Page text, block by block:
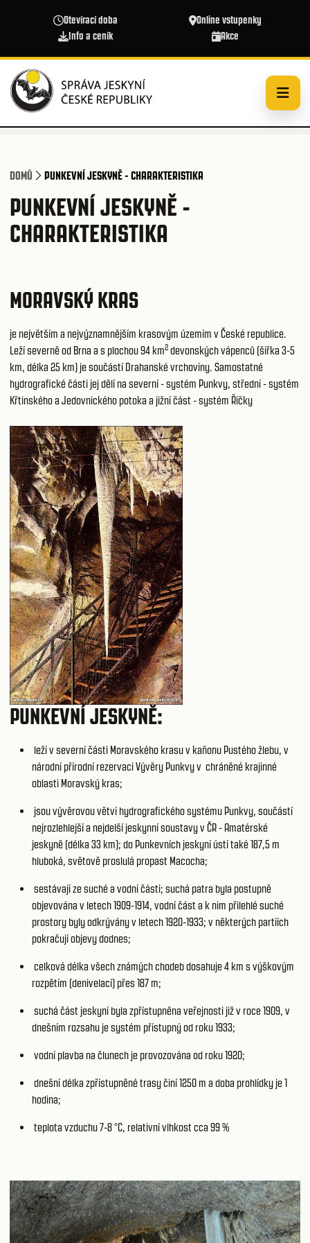
Otevírací doba
Online vstupenky
Info a ceník
Akce
DOMŮ PUNKEVNÍ JESKYNĚ - CHARAKTERISTIKA
PUNKEVNÍ JESKYNĚ -
CHARAKTERISTIKA
MORAVSKÝ KRAS
je největším a nejvýznamnějším krasovým územím v České republice.
Leží severně od Brna a s plochou 94 km2 devonských vápenců (šířka 3-5
km, délka 25 km) je součástí Drahanské vrchoviny. Samostatné
hydrografické části jej dělí na severní - systém Punkvy, střední - systém
Křtinského a Jedovnického potoka a jižní část - systém Říčky
PUNKEVNÍ JESKYNĚ:
leží v severní části Moravského krasu v kaňonu Pustého žlebu, v
národní přírodní rezervaci Vývěry Punkvy v chráněné krajinné
oblasti Moravský kras;
jsou vývěrovou větví hydrografického systému Punkvy, součástí
nejrozlehlejší a nejdelší jeskynní soustavy v ČR - Amatérské
jeskyně (délka 33 km); do Punkevních jeskyní ústí také 187,5 m
hluboká, světově proslulá propast Macocha;
sestávají ze suché a vodní části; suchá patra byla postupně
objevována v letech 1909-1914, vodní část a k nim přilehlé suché
prostory byly odkrývány v letech 1920-1933; v některých partiích
pokračují objevy dodnes;
celková délka všech známých chodeb dosahuje 4 km s výškovým
rozpětím (denivelací) přes 187 m;
suchá část jeskyní byla zpřístupněna veřejnosti již v roce 1909, v
dnešním rozsahu je systém přístupný od roku 1933;
vodní plavba na člunech je provozována od roku 1920;
dnešní délka zpřístupněné trasy činí 1250 m a doba prohlídky je 1
hodina;
teplota vzduchu 7-8 °C, relativní vlhkost cca 99 %